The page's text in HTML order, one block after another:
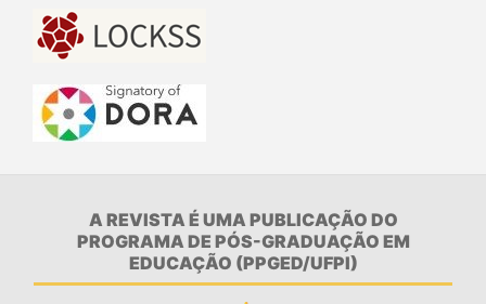
A REVISTA É UMA PUBLICAÇÃO DO
PROGRAMA DE PÓS-GRADUAÇÃO EM
EDUCAÇÃO (PPGED/UFPI)